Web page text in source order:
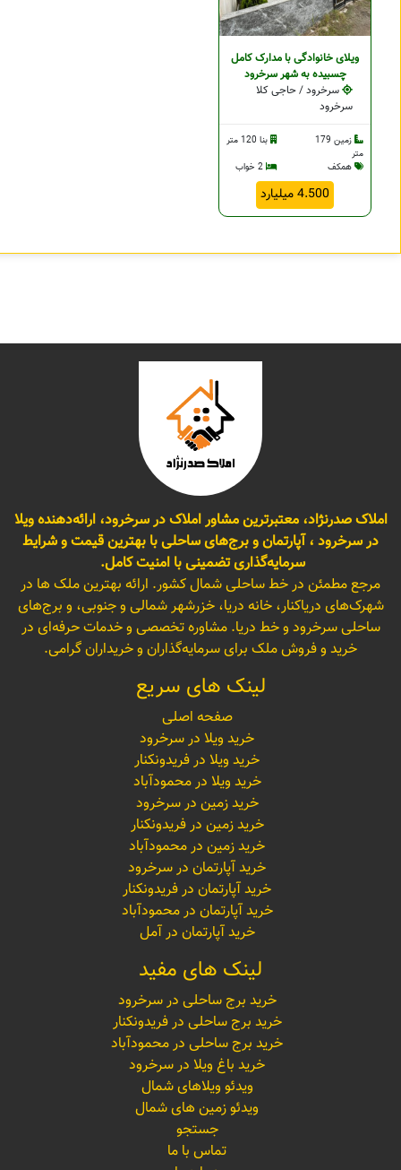
ویلای خانوادگی با مدارک کامل
چسبيده به شهر سرخرود
سرخرود / حاجی کلا
سرخرود
زمین 179
متر
بنا 120 متر
همکف
2 خواب
4.500 میلیارد
املاک صدرنژاد، معتبرترین مشاور املاک در سرخرود، ارائه‌دهنده ویلا
در سرخرود ، آپارتمان و برج‌های ساحلی با بهترین قیمت و شرایط
سرمایه‌گذاری تضمینی با امنیت کامل.
مرجع مطمئن در خط ساحلی شمال کشور. ارائه بهترین ملک ها در
شهرک‌های دریاکنار، خانه دریا، خزرشهر شمالی و جنوبی، و برج‌های
ساحلی سرخرود و خط دریا. مشاوره تخصصی و خدمات حرفه‌ای در
خرید و فروش ملک برای سرمایه‌گذاران و خریداران گرامی.
لینک های سریع
صفحه اصلی
خرید ویلا در سرخرود
خرید ویلا در فریدونکنار
خرید ویلا در محمودآباد
خرید زمین در سرخرود
خرید زمین در فریدونکنار
خرید زمین در محمودآباد
خرید آپارتمان در سرخرود
خرید آپارتمان در فریدونکنار
خرید آپارتمان در محمودآباد
خرید آپارتمان در آمل
لینک های مفید
خرید برج ساحلی در سرخرود
خرید برج ساحلی در فریدونکنار
خرید برج ساحلی در محمودآباد
خرید باغ ویلا در سرخرود
ویدئو ویلاهای شمال
ویدئو زمین های شمال
جستجو
تماس با ما